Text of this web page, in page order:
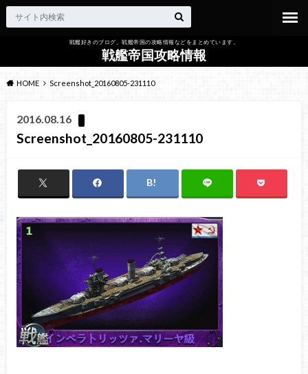
戦艦好きのブログ。戦艦帝国の攻略情報などをまとめています。
戦艦帝国攻略情報
HOME Screenshot_20160805-231110
2016.08.16
Screenshot_20160805-231110